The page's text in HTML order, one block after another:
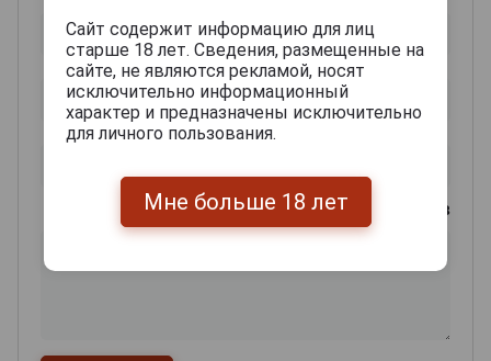
0из 2000 знаков
Сайт содержит информацию для лиц
старше 18 лет. Сведения, размещенные на
сайте, не являются рекламой, носят
исключительно информационный
характер и предназначены исключительно
для личного пользования.
Мне больше 18 лет